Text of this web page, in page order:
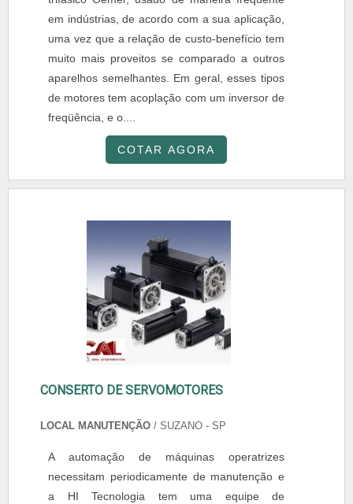
em indústrias, de acordo com a sua aplicação,
uma vez que a relação de custo-benefício tem
muito mais proveitos se comparado a outros
aparelhos semelhantes. Em geral, esses tipos
de motores tem acoplação com um inversor de
freqüência, e o....
COTAR AGORA
CONSERTO DE SERVOMOTORES
LOCAL MANUTENÇÃO / SUZANO - SP
A automação de máquinas operatrizes
necessitam periodicamente de manutenção e
a HI Tecnologia tem uma equipe de